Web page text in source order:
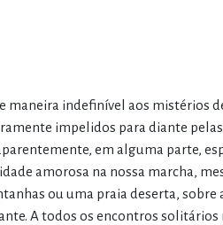
maneira indefinível aos mistérios
impelidos para diante
em alguma parte,
amorosa na nossa marcha,
ou uma praia deserta, sobre
A todos os encontros solitários